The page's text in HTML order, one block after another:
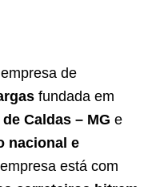
de
fundada em
Caldas – MG e
nacional e
está com